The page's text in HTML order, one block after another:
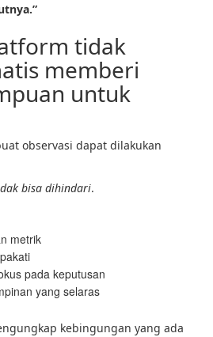
tidak
memberi
untuk
observasi dapat dilakukan
bisa dihindari.
metrik
pada keputusan
yang selaras
kebingungan yang ada